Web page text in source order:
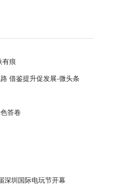
有痕
借鉴提升促发展-微头条
区：百车齐发！百家旅行
王牌自驾路！
答卷
生态警务” 守护“碧水青山”|
采购项目 电力市场增长潜
倍！日本镰谷市井水被检
深圳国际电玩节开幕